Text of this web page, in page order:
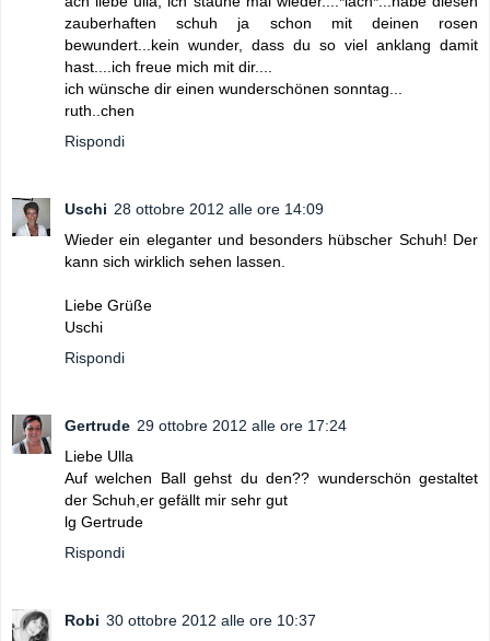
zauberhaften schuh ja schon mit deinen rosen
bewundert...kein wunder, dass du so viel anklang damit
hast....ich freue mich mit dir....
ich wünsche dir einen wunderschönen sonntag...
ruth..chen
Rispondi
Uschi 28 ottobre 2012 alle ore 14:09
Wieder ein eleganter und besonders hübscher Schuh! Der
kann sich wirklich sehen lassen.
Liebe Grüße
Uschi
Rispondi
Gertrude 29 ottobre 2012 alle ore 17:24
Liebe Ulla
Auf welchen Ball gehst du den?? wunderschön gestaltet
der Schuh,er gefällt mir sehr gut
lg Gertrude
Rispondi
Robi 30 ottobre 2012 alle ore 10:37